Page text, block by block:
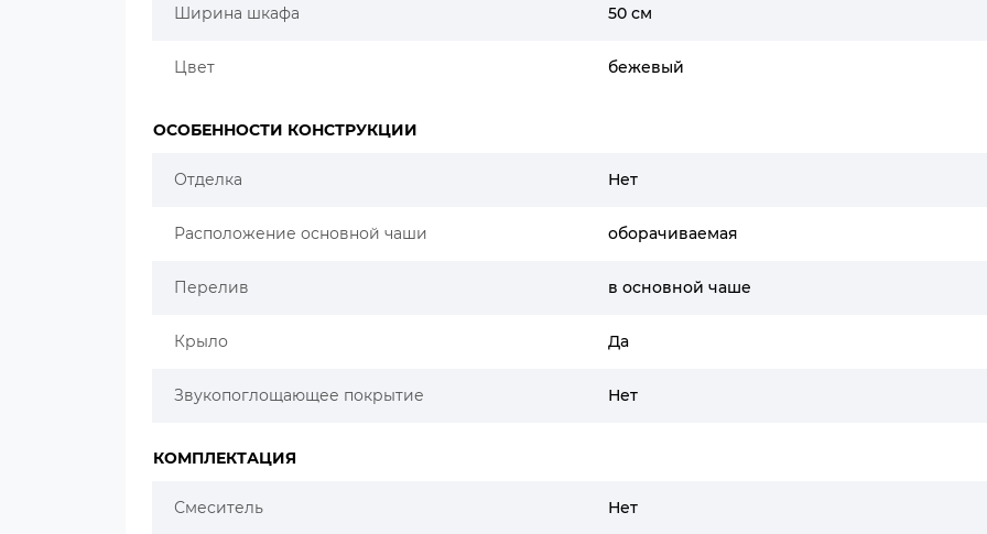
Ширина шкафа 50 см
Цвет бежевый
ОСОБЕННОСТИ КОНСТРУКЦИИ
Отделка Нет
Расположение основной чаши оборачиваемая
Перелив в основной чаше
Крыло Да
Звукопоглощающее покрытие Нет
КОМПЛЕКТАЦИЯ
Смеситель Нет